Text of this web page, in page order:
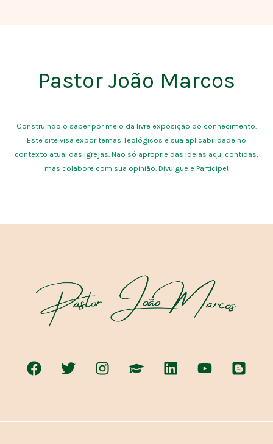
Pastor João Marcos
Construindo o saber por meio da livre exposição do conhecimento.
Este site visa expor temas Teológicos e sua aplicabilidade no
contexto atual das igrejas. Não só aproprie das ideias aqui contidas,
mas colabore com sua opinião. Divulgue e Participe!